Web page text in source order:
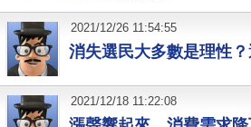
消失選民大多數是理性
2021/12/26 11:54:55
2021/12/18 11:22:08